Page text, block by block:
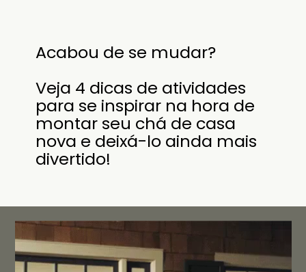
Acabou de se mudar?
Veja 4 dicas de atividades
para se inspirar na hora de
montar seu chá de casa
nova e deixá-lo ainda mais
divertido!